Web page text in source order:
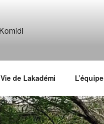
Vie de Lakadémi L’équipe